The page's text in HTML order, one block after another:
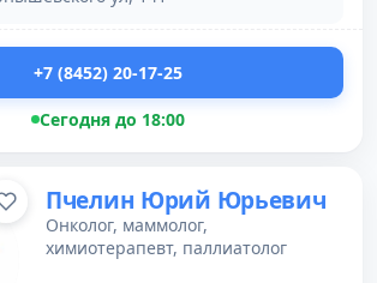
+7 (8452) 20-17-25
Сегодня до 18:00
Пчелин Юрий Юрьевич
Онколог, маммолог,
химиотерапевт, паллиатолог